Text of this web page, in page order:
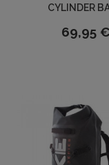
CYLINDER
69,95 €